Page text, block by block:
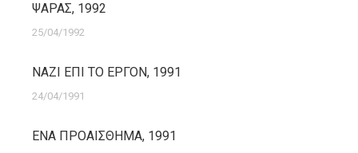
ΨΑΡΑΣ, 1992
25/04/1992
ΝΑΖΙ ΕΠΙ ΤΟ ΕΡΓΟΝ, 1991
24/04/1991
ΕΝΑ ΠΡΟΑΙΣΘΗΜΑ, 1991